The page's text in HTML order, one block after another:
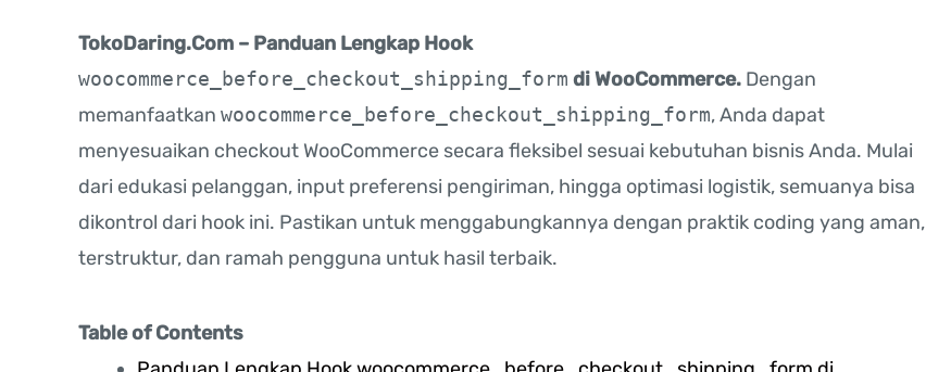
TokoDaring.Com – Panduan Lengkap Hook
woocommerce_before_checkout_shipping_form di WooCommerce. Dengan
memanfaatkan woocommerce_before_checkout_shipping_form, Anda dapat
menyesuaikan checkout WooCommerce secara fleksibel sesuai kebutuhan bisnis Anda. Mulai
dari edukasi pelanggan, input preferensi pengiriman, hingga optimasi logistik, semuanya bisa
dikontrol dari hook ini. Pastikan untuk menggabungkannya dengan praktik coding yang aman,
terstruktur, dan ramah pengguna untuk hasil terbaik.
Table of Contents